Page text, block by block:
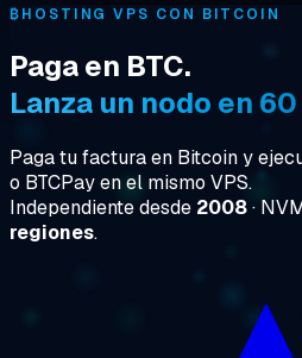
₿HOSTING VPS CON BITCOIN
Paga en BTC.
Lanza un nodo en 60
Paga tu factura en Bitcoin y
o BTCPay en el mismo VPS.
Independiente desde 2008·
regiones.